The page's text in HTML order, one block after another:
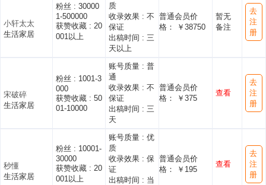
小轩太太
生活家居
粉丝 : 30000
1-500000
获赞收藏 : 20
001以上
质
收录效果 : 不
保证
出稿时间 : 三
天以上
普通会员价
格： ￥38750
暂无
备注
去
注
册
宋破碎
生活家居
粉丝 : 1001-3
000
获赞收藏 : 50
01-10000
账号质量 : 普
通
收录效果 : 不
保证
出稿时间 : 三
天
普通会员价
格： ￥375
查看
去
注
册
秒懂
生活家居
粉丝 : 10001-
30000
获赞收藏 : 20
001以上
账号质量 : 优
质
收录效果 : 保
证
出稿时间 : 当
普通会员价
格： ￥195
查看
去
注
册